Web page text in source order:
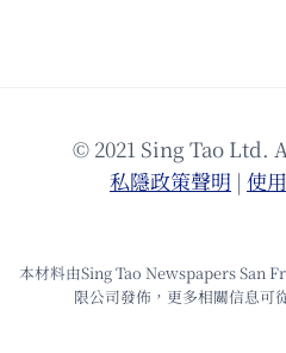
© 2021 Sing Tao Ltd.
私隱政策聲明 | 使
本材料由Sing Tao Newspapers San
限公司發佈，更多相關信息可